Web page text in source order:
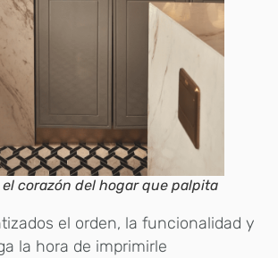
corazón del hogar que palpita
el orden, la funcionalidad y
la hora de imprimirle